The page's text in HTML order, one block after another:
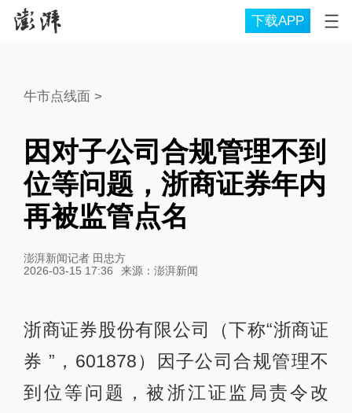
下载APP
牛市点线面>
因对子公司合规管理不到
位等问题，浙商证券年内
再被监管点名
澎湃新闻记者 田忠方
2026-03-15 17:36
来源： 澎湃新闻
浙商证券股份有限公司（下称“浙商证
券 ”，601878）因子公司合规管理不
到位等问题，被浙江证监局责令改